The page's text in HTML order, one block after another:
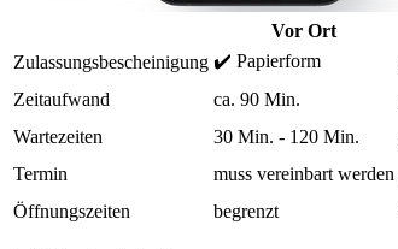
Vor Ort
Zulassungsbescheinigung ✔️ Papierform
Zeitaufwand
ca. 90 Min.
Wartezeiten
30 Min. - 120 Min.
Termin
muss vereinbart werden
Öffnungszeiten
begrenzt